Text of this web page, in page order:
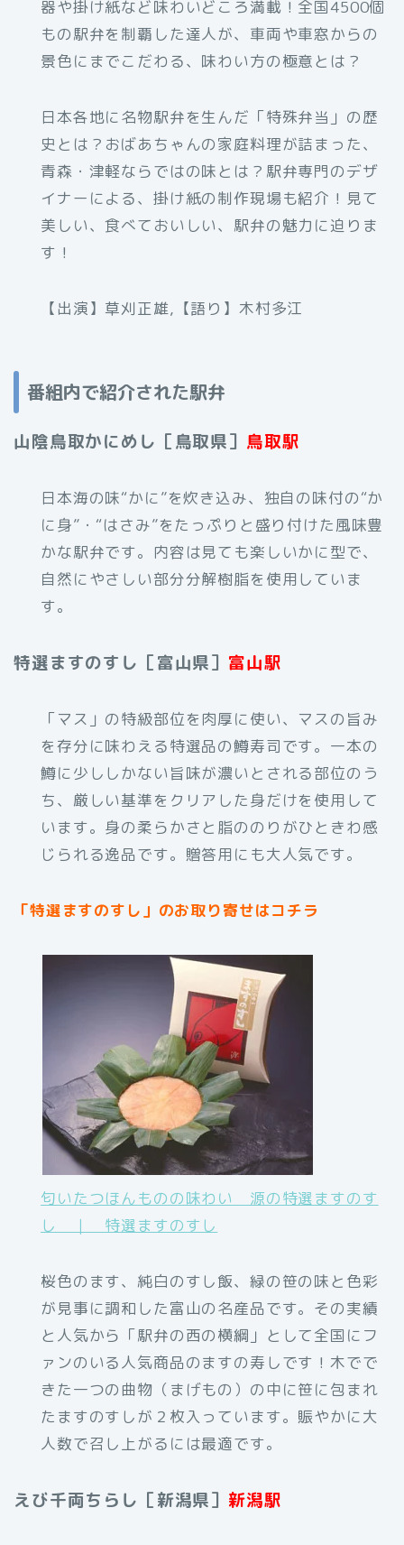
器や掛け紙など味わいどころ満載！全国4500個
もの駅弁を制覇した達人が、車両や車窓からの
景色にまでこだわる、味わい方の極意とは？
日本各地に名物駅弁を生んだ「特殊弁当」の歴
史とは？おばあちゃんの家庭料理が詰まった、
青森・津軽ならではの味とは？駅弁専門のデザ
イナーによる、掛け紙の制作現場も紹介！見て
美しい、食べておいしい、駅弁の魅力に迫りま
す！
【出演】草刈正雄,【語り】木村多江
番組内で紹介された駅弁
山陰鳥取かにめし［鳥取県］ 鳥取駅
日本海の味“かに”を炊き込み、独自の味付の“か
に身”・“はさみ”をたっぷりと盛り付けた風味豊
かな駅弁です。内容は見ても楽しいかに型で、
自然にやさしい部分分解樹脂を使用していま
す。
特選ますのすし［富山県］ 富山駅
「マス」の特級部位を肉厚に使い、マスの旨み
を存分に味わえる特選品の鱒寿司です。一本の
鱒に少ししかない旨味が濃いとされる部位のう
ち、厳しい基準をクリアした身だけを使用して
います。身の柔らかさと脂ののりがひときわ感
じられる逸品です。贈答用にも大人気です。
「特選ますのすし」のお取り寄せはコチラ
匂いたつほんものの味わい 源の特選ますのす
し ｜ 特選ますのすし
桜色のます、純白のすし飯、緑の笹の味と色彩
が見事に調和した富山の名産品です。その実績
と人気から「駅弁の西の横綱」として全国にフ
ァンのいる人気商品のますの寿しです！木でで
きた一つの曲物（まげもの）の中に笹に包まれ
たますのすしが２枚入っています。賑やかに大
人数で召し上がるには最適です。
えび千両ちらし［新潟県］ 新潟駅